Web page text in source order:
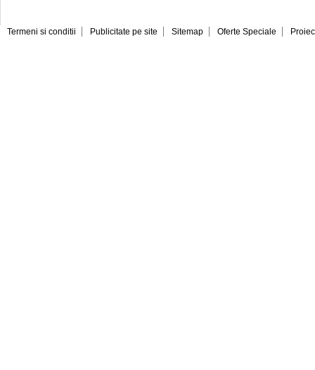
Termeni si conditii Publicitate pe site Sitemap Oferte Speciale